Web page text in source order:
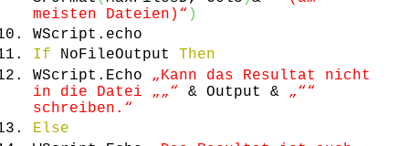
meisten Dateien)“ )
WScript. echo
If NoFileOutput Then
WScript. Echo
„Kann das Resultat nicht
in die Datei „„“ & Output & „““
schreiben.“
Else